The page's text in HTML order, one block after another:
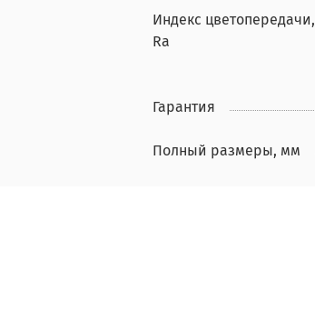
Индекс цветопередачи,
Ra
Гарантия
Полный размеры, мм